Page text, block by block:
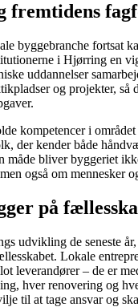
fremtidens
byggebranche fortsat
i Hjørring en
uddannelser
og projekter, så
kompetencer i
der kender både
måde bliver byggeriet
også om mennesker
på
udvikling de seneste
Lokale
leverandører – de er
hver renovering og
til at tage ansvar og